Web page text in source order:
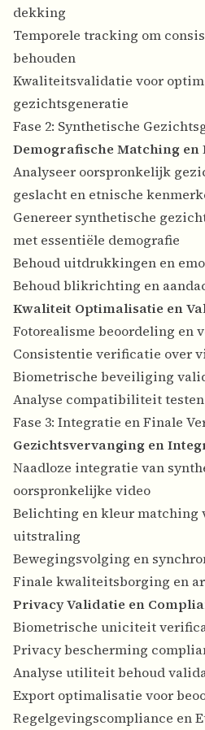
dekking
Temporele tracking om
behouden
Kwaliteitsvalidatie voor
gezichtsgeneratie
Fase 2: Synthetische
Demografische Matching en
Analyseer oorspronkelijk
geslacht en etnische
Genereer synthetische
met essentiële demografie
Behoud uitdrukkingen en
Behoud blikrichting en
Kwaliteit Optimalisatie en
Fotorealisme beoordeling en
Consistentie verificatie over
Biometrische beveiliging
Analyse compatibiliteit testen
Fase 3: Integratie en Finale
Gezichtsvervanging en
Naadloze integratie van
oorspronkelijke video
Belichting en kleur matching
uitstraling
Bewegingsvolging en
Finale kwaliteitsborging en
Privacy Validatie en
Biometrische uniciteit
Privacy bescherming
Analyse utiliteit behoud
Export optimalisatie voor
Regelgevingscompliance en